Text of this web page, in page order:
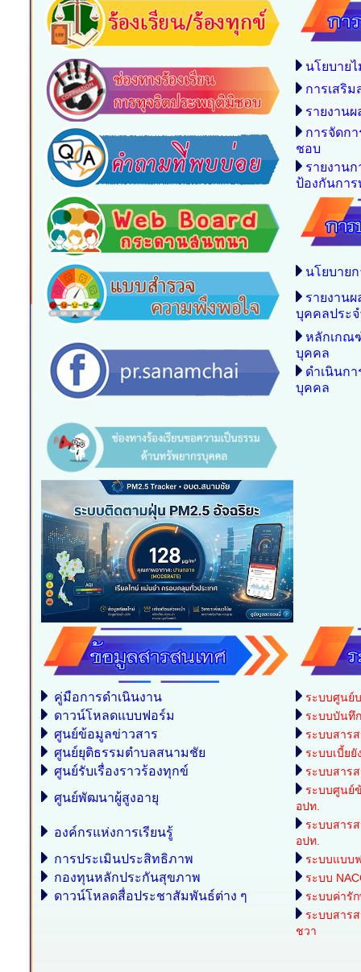
นโยบาย
การเสริ
รายงาน
การจัดก
ชอบ
รายงาน
ป้องกันการ
นโยบาย
รายงาน
บุคคลประ
หลักเกณ
บุคคล
ดำเนินก
บุคคล
คู่มือการดำเนินงาน ระบบศูนย์
ดาวน์โหลดแบบฟอร์ม ระบบบันทึ
ศูนย์ข้อมูลข่าวสาร ระบบสาร
ศูนย์ยุติธรรมตำบลสนามชัย ระบบเบี้ยยั
ศูนย์รับเรื่องราวร้องทุกข์ ระบบสาร
ศูนย์พัฒนาผู้สูงอายุ
ระบบศูนย์
อปท.
องค์กรแห่งการเรียนรู้
ระบบสาร
อปท.
การประเมินประสิทธิภาพ ระบบแบบ
กองทุนหลักประกันสุขภาพ ระบบ
ดาวน์โหลดสื่อประชาสัมพันธ์ต่าง ๆ
ระบบค่ารั
ระบบสาร
ชวา